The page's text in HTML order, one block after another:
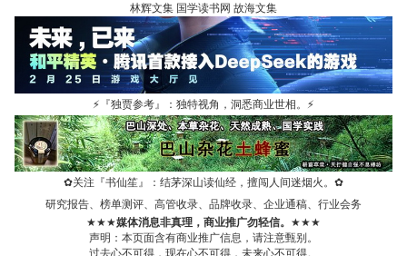
林辉文集 国学读书网 故海文集
⚡ 『独贾参考』：独特视角，洞悉商业世相。 ⚡
✿关注『书仙笙』：结茅深山读仙经，擅闯人间迷烟火。 ✿
研究报告、榜单测评、高管收录、品牌收录、企业通稿、行业会务
★★★媒体消息非真理，商业推广勿轻信。 ★★★
声明：本页面含有商业推广信息，请注意甄别。
过去心不可得，现在心不可得，未来心不可得。